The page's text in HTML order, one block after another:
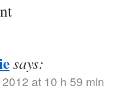
says:
at 10 h 59 min